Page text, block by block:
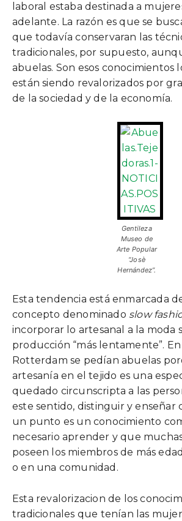
laboral estaba destinada a
adelante. La razón es que se
que todavía conservaran las
tradicionales, por supuesto,
abuelas. Son esos conocimientos
están siendo revalorizados por
de la sociedad y de la economía.
Gentileza
Museo de
Arte Popular
“Josè
Hernández”.
Esta tendencia está enmarcada
concepto denominado slow
incorporar lo artesanal a la moda
producción “más lentamente”.
Rotterdam se pedían abuelas
artesanía en el tejido es una
quedado circunscripta a las
este sentido, distinguir y enseñar
un punto es un conocimiento
necesario aprender y que
poseen los miembros de más
o en una comunidad.
Esta revalorizacion de los
tradicionales que tenían las